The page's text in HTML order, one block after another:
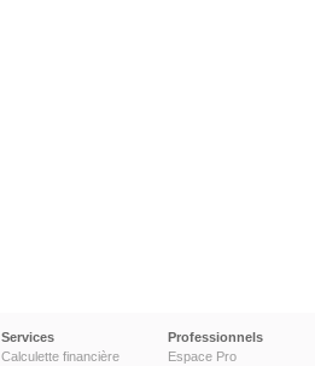
Services
Calculette financière
Professionnels
Espace Pro